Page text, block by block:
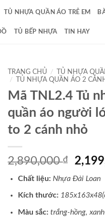
TỦ NHỰA QUẦN ÁO TRẺ EM
TỦ BẾP NHỰA TIN HAY
TRANG CHỦ /
TỦ NHỰA
/
TỦ NHỰA QUẦN ÁO 2
Mã TNL2.4 Tủ
quần áo người
to 2 cánh nhỏ
2,890,000₫
Giá
là:
Chất liệu: Nhựa Đài Loan
Kích thước:
Màu sắc: trắng-hồng,